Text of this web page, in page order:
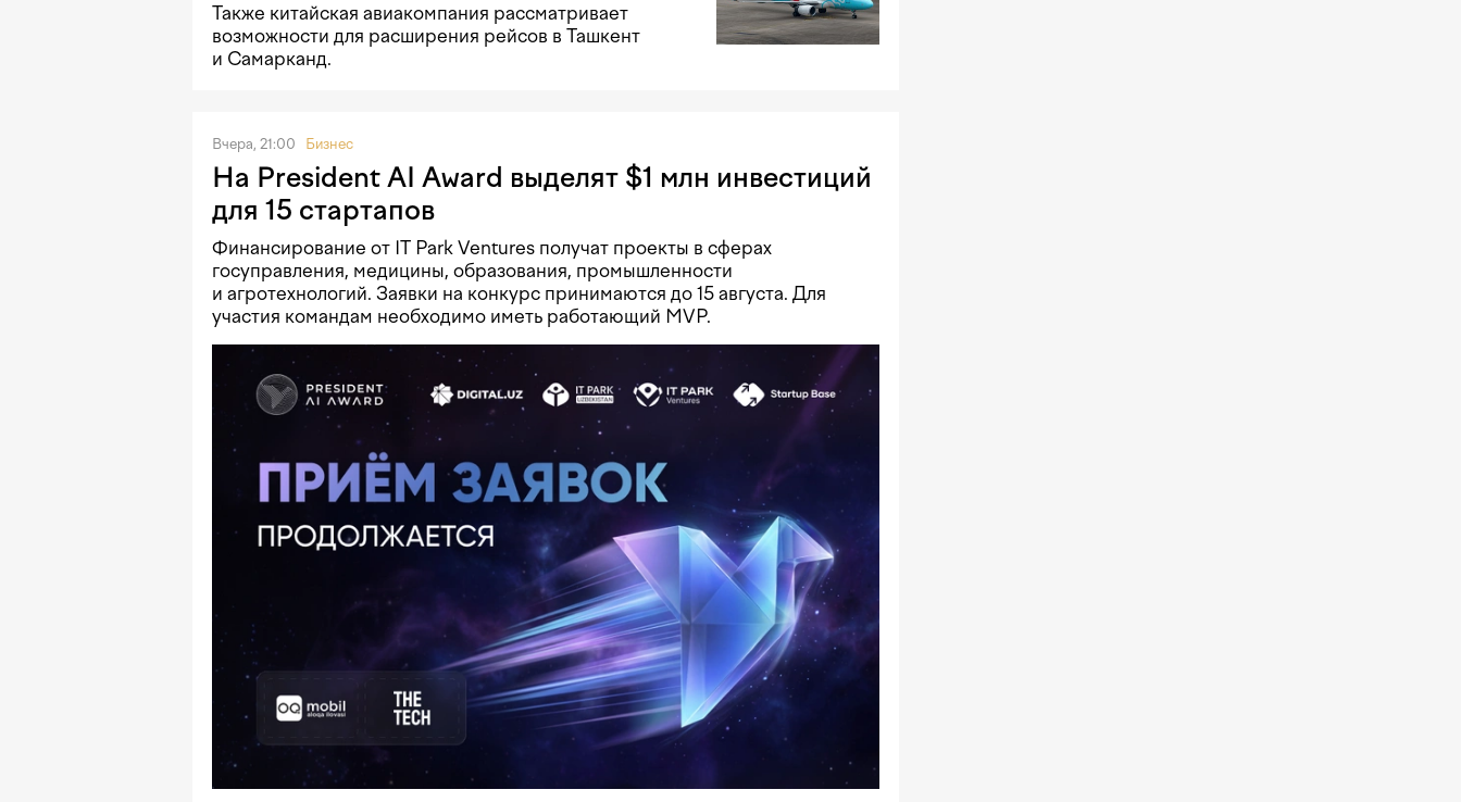
Также китайская авиакомпания рассматривает
возможности для расширения рейсов в Ташкент
и Самарканд.
Вчера, 21:00 Бизнес
На President AI Award выделят $1 млн инвестиций
для 15 стартапов
Финансирование от IT Park Ventures получат проекты в сферах
госуправления, медицины, образования, промышленности
и агротехнологий. Заявки на конкурс принимаются до 15 августа. Для
участия командам необходимо иметь работающий MVP.